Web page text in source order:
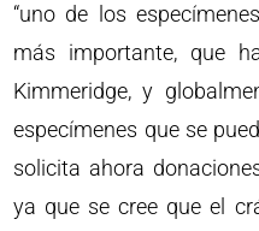
“uno de los
más importante, que
Kimmeridge, y
especímenes que se
solicita ahora
ya que se cree que el